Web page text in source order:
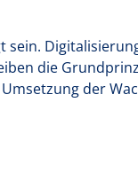
sein.
die
der